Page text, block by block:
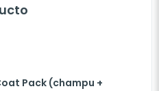
Pack (champu +